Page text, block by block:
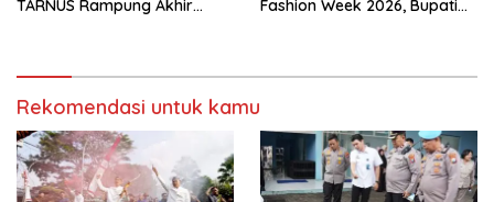
TARNUS Rampung Akhir
Fashion Week 2026, Bupati
Rekomendasi untuk kamu